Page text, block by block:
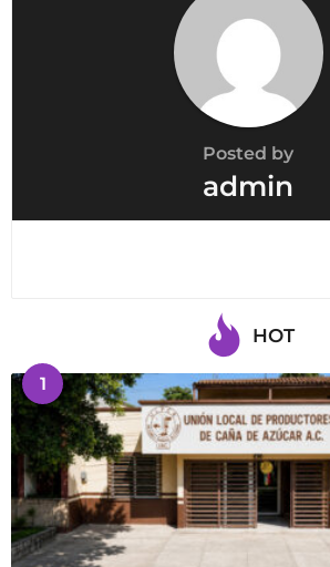
Posted by
admin
HOT
1